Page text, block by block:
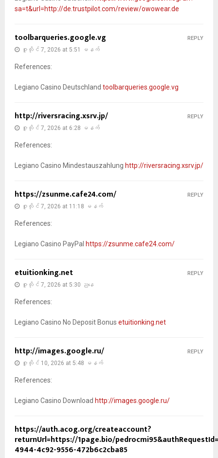
sa=t&url=http://de.trustpilot.com/review/owowear.de
toolbarqueries.google.vg
ဇူလိုင် 7, 2026 at 5:51 မနက်
References:
Legiano Casino Deutschland toolbarqueries.google.vg
REPLY
http://riversracing.xsrv.jp/
ဇူလိုင် 7, 2026 at 6:28 မနက်
References:
Legiano Casino Mindestauszahlung http://riversracing.xsrv.jp/
REPLY
https://zsunme.cafe24.com/
ဇူလိုင် 7, 2026 at 11:18 မနက်
References:
Legiano Casino PayPal https://zsunme.cafe24.com/
REPLY
etuitionking.net
ဇူလိုင် 7, 2026 at 5:30 ညနေ
References:
Legiano Casino No Deposit Bonus etuitionking.net
REPLY
http://images.google.ru/
ဇူလိုင် 10, 2026 at 5:48 မနက်
References:
Legiano Casino Download http://images.google.ru/
REPLY
https://auth.acog.org/createaccount?
returnUrl=https://1page.bio/
4944-4c92-9556-472b6c2cba85